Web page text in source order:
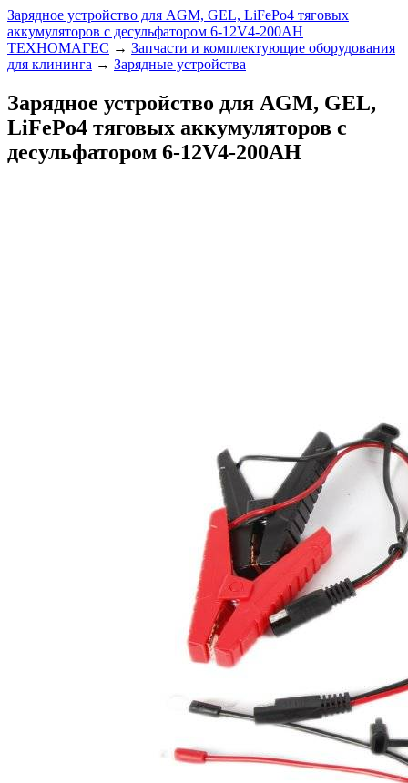
Зарядное устройство для AGM, GEL, LiFePo4 тяговых
аккумуляторов с десульфатором 6-12V4-200AН
ТЕХНОМАГЕС → Запчасти и комплектующие оборудования
для клининга → Зарядные устройства
Зарядное устройство для AGM, GEL,
LiFePo4 тяговых аккумуляторов с
десульфатором 6-12V4-200AН